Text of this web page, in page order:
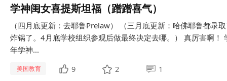
学神闺女喜提斯坦福（蹭蹭喜气）
（四月底更新：去耶鲁Prelaw） （三月底更新：哈佛耶鲁都录
炸锅了。4月底学校组织参观后做最终决定去哪。） 真厉害啊！
年学神...
美国教育 9 2 1